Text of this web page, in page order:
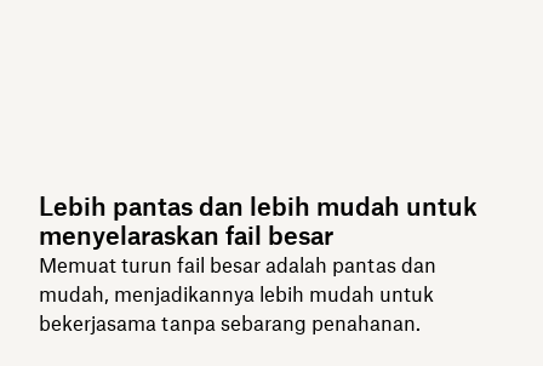
Lebih pantas dan lebih mudah untuk
menyelaraskan fail besar
Memuat turun fail besar adalah pantas dan
mudah, menjadikannya lebih mudah untuk
bekerjasama tanpa sebarang penahanan.